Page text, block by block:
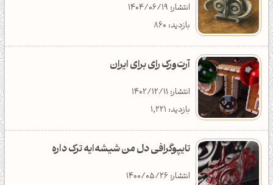
انتشار: 1404/06/01
بازدید: 7,628
انتشار: 1404/12/23
دسته‌بندی: تکنولوژی
انتشار: 1405/03/04
دانلود: 371
انتشار: 1404/06/19
بازدید: 860
آرت‌ورک رای برای ایران
انتشار: 1402/12/11
بازدید: 1,221
تایپوگرافی دل من شیشه‌ایه ترک داره
انتشار: 1400/05/26